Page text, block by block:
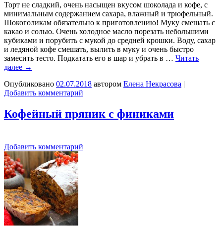
Торт не сладкий, очень насыщен вкусом шоколада и кофе, с
минимальным содержанием сахара, влажный и трюфельный.
Шокоголикам обязательно к приготовлению! Муку смешать с
какао и солью. Очень холодное масло порезать небольшими
кубиками и порубить с мукой до средней крошки. Воду, сахар
и ледяной кофе смешать, вылить в муку и очень быстро
замесить тесто. Подкатать его в шар и убрать в … Читать
далее →
Опубликовано 02.07.2018 автором Елена Некрасова |
Добавить комментарий
Кофейный пряник с финиками
Добавить комментарий